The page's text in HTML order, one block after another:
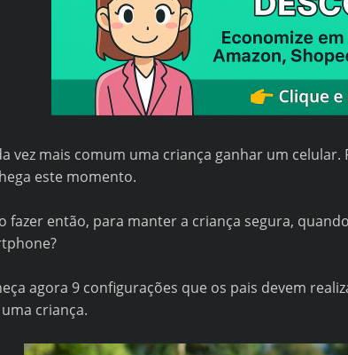
vez mais comum uma criança ganhar um
este momento.
fazer então, para manter a criança segura,
agora 9 configurações que os pais devem
criança.